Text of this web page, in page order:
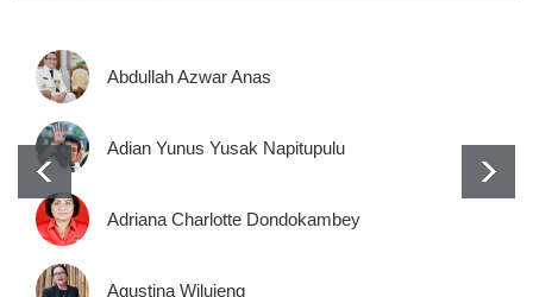
Abdullah Azwar Anas
Adian Yunus Yusak Napitupulu
Adriana Charlotte Dondokambey
Agustina Wilujeng